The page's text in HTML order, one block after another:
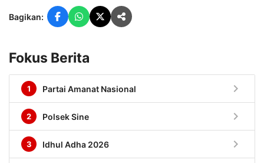
Bagikan:
Fokus Berita
1 Partai Amanat Nasional chevron_right
2 Polsek Sine chevron_right
3 Idhul Adha 2026 chevron_right